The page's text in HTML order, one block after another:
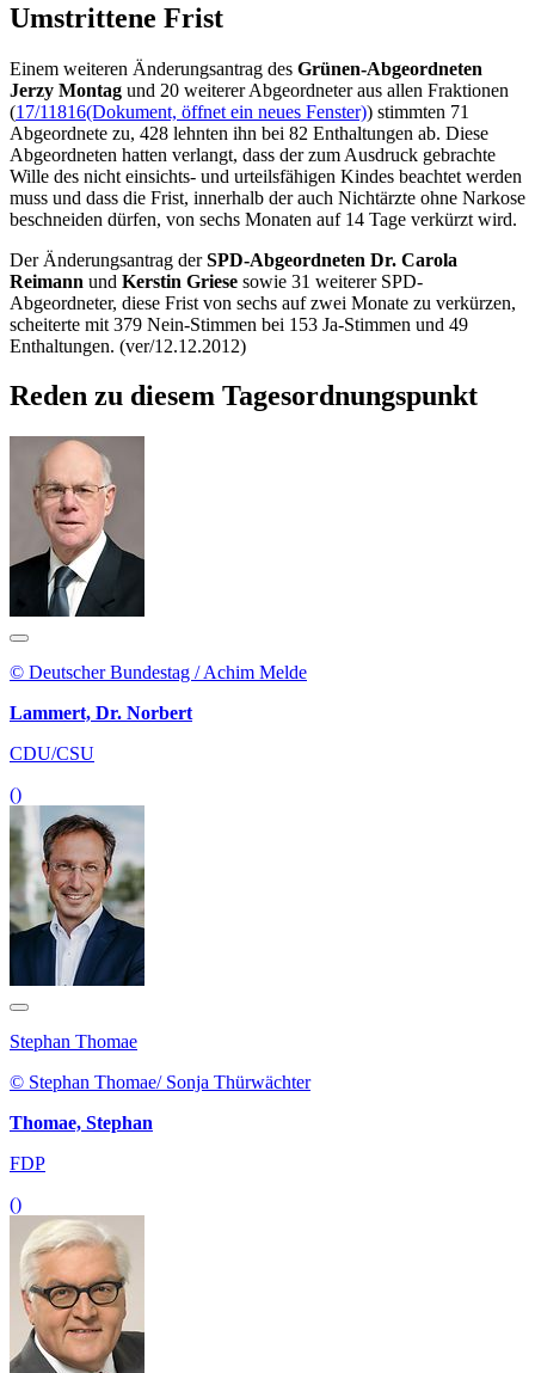
Umstrittene Frist
Einem weiteren Änderungsantrag des Grünen-Abgeordneten
Jerzy Montag und 20 weiterer Abgeordneter aus allen Fraktionen
(17/11816(Dokument, öffnet ein neues Fenster)) stimmten 71
Abgeordnete zu, 428 lehnten ihn bei 82 Enthaltungen ab. Diese
Abgeordneten hatten verlangt, dass der zum Ausdruck gebrachte
Wille des nicht einsichts- und urteilsfähigen Kindes beachtet werden
muss und dass die Frist, innerhalb der auch Nichtärzte ohne Narkose
beschneiden dürfen, von sechs Monaten auf 14 Tage verkürzt wird.
Der Änderungsantrag derSPD-Abgeordneten Dr. Carola
Reimann und Kerstin Griese sowie 31 weiterer SPD-
Abgeordneter, diese Frist von sechs auf zwei Monate zu verkürzen,
scheiterte mit 379 Nein-Stimmen bei 153 Ja-Stimmen und 49
Enthaltungen. (ver/12.12.2012)
Reden zu diesem Tagesordnungspunkt
© Deutscher Bundestag / Achim Melde
Lammert, Dr. Norbert
CDU/CSU
()
Stephan Thomae
© Stephan Thomae/ Sonja Thürwächter
Thomae, Stephan
FDP
()